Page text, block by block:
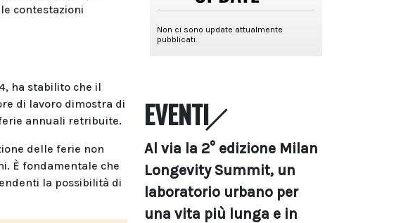
contestazioni
ha stabilito che il
di lavoro dimostra di
annuali retribuite.
delle ferie non
È fondamentale che
la possibilità di
EVENTI
Al via la 2° edizione Milan
Longevity Summit, un
laboratorio urbano per
una vita più lunga e in